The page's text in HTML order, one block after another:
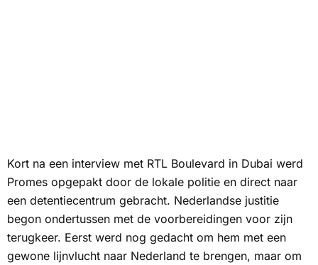
Kort na een interview met RTL Boulevard in Dubai werd
Promes opgepakt door de lokale politie en direct naar
een detentiecentrum gebracht. Nederlandse justitie
begon ondertussen met de voorbereidingen voor zijn
terugkeer. Eerst werd nog gedacht om hem met een
gewone lijnvlucht naar Nederland te brengen, maar om